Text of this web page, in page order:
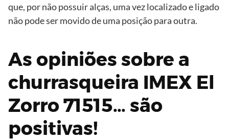
que, por não possuir alças, uma vez localizado e ligado
não pode ser movido de uma posição para outra.
As opiniões sobre a
churrasqueira IMEX El
Zorro 71515… são
positivas!